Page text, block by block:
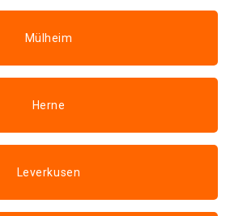
Mülheim
Herne
Leverkusen